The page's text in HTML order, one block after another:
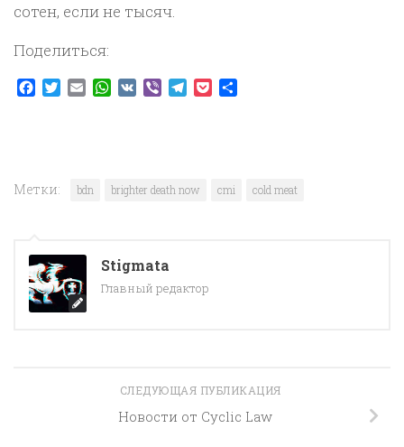
сотен, если не тысяч.
Поделиться:
Facebook
TwitterEmailWhatsApp
VK ViberTelegram
Pocket
Метки: bdn brighter death now cmi cold meat
Stigmata
Главный редактор
СЛЕДУЮЩАЯ ПУБЛИКАЦИЯ
Новости от Cyclic Law